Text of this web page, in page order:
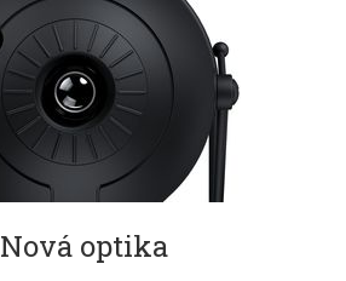
Nová optika